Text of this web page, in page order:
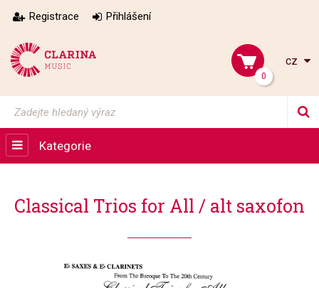
Registrace Přihlášení
0
cz
Kategorie
Classical Trios for All / alt saxofon